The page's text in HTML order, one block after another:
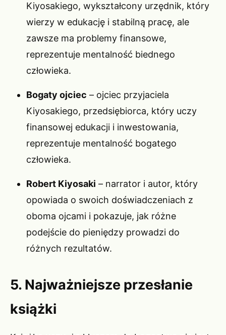
Kiyosakiego, wykształcony urzędnik, który
wierzy w edukację i stabilną pracę, ale
zawsze ma problemy finansowe,
reprezentuje mentalność biednego
człowieka.
Bogaty ojciec – ojciec przyjaciela
Kiyosakiego, przedsiębiorca, który uczy
finansowej edukacji i inwestowania,
reprezentuje mentalność bogatego
człowieka.
Robert Kiyosaki – narrator i autor, który
opowiada o swoich doświadczeniach z
oboma ojcami i pokazuje, jak różne
podejście do pieniędzy prowadzi do
różnych rezultatów.
5. Najważniejsze przesłanie
książki